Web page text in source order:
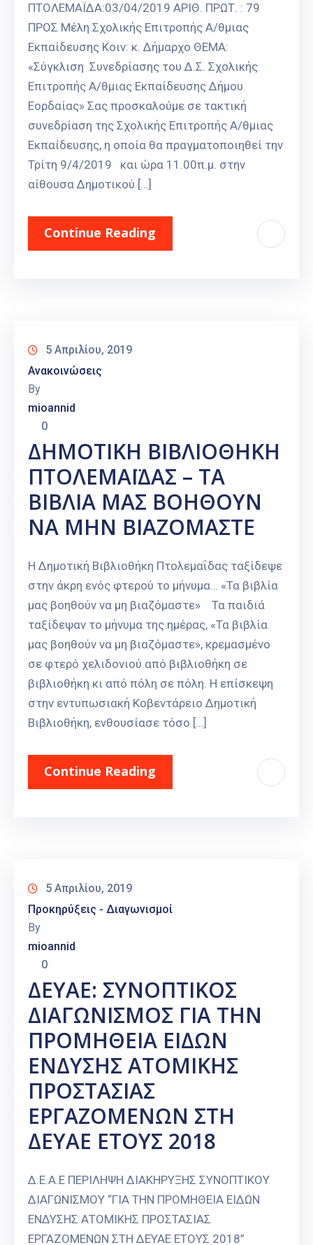
ΠΤΟΛΕΜΑΪΔΑ:03/04/2019 ΑΡΙΘ. ΠΡΩΤ. : 79
ΠΡΟΣ Μέλη Σχολικής Επιτροπής Α/θμιας
Εκπαίδευσης Κοιν: κ. Δήμαρχο ΘΕΜΑ:
«Σύγκλιση Συνεδρίασης του Δ.Σ. Σχολικής
Επιτροπής Α/θμιας Εκπαίδευσης Δήμου
Εορδαίας» Σας προσκαλούμε σε τακτική
συνεδρίαση της Σχολικής Επιτροπής Α/θμιας
Εκπαίδευσης, η οποία θα πραγματοποιηθεί την
Τρίτη 9/4/2019 και ώρα 11.00π.μ. στην
αίθουσα Δημοτικού […]
Continue Reading
5 Απριλίου, 2019
Ανακοινώσεις
By
mioannid
0
ΔΗΜΟΤΙΚΗ ΒΙΒΛΙΟΘΗΚΗ
ΠΤΟΛΕΜΑΪΔΑΣ – ΤΑ
ΒΙΒΛΙΑ ΜΑΣ ΒΟΗΘΟΥΝ
ΝΑ ΜΗΝ ΒΙΑΖΟΜΑΣΤΕ
Η Δημοτική Βιβλιοθήκη Πτολεμαΐδας ταξίδεψε
στην άκρη ενός φτερού το μήνυμα… «Τα βιβλία
μας βοηθούν να μη βιαζόμαστε» Τα παιδιά
ταξίδεψαν το μήνυμα της ημέρας, «Τα βιβλία
μας βοηθούν να μη βιαζόμαστε», κρεμασμένο
σε φτερό χελιδονιού από βιβλιοθήκη σε
βιβλιοθήκη κι από πόλη σε πόλη. Η επίσκεψη
στην εντυπωσιακή Κοβεντάρειο Δημοτική
Βιβλιοθήκη, ενθουσίασε τόσο […]
Continue Reading
5 Απριλίου, 2019
Προκηρύξεις - Διαγωνισμοί
By
mioannid
0
ΔΕΥΑΕ: ΣΥΝΟΠΤΙΚΟΣ
ΔΙΑΓΩΝΙΣΜΟΣ ΓΙΑ ΤΗΝ
ΠΡΟΜΗΘΕΙΑ ΕΙΔΩΝ
ΕΝΔΥΣΗΣ ΑΤΟΜΙΚΗΣ
ΠΡΟΣΤΑΣΙΑΣ
ΕΡΓΑΖΟΜΕΝΩΝ ΣΤΗ
ΔΕΥΑΕ ΕΤΟΥΣ 2018
Δ.Ε.Α.Ε ΠΕΡΙΛΗΨΗ ΔΙΑΚΗΡΥΞΗΣ ΣΥΝΟΠΤΙΚΟΥ
ΔΙΑΓΩΝΙΣΜΟΥ “ΓΙΑ ΤΗΝ ΠΡΟΜΗΘΕΙΑ ΕΙΔΩΝ
ΕΝΔΥΣΗΣ ΑΤΟΜΙΚΗΣ ΠΡΟΣΤΑΣΙΑΣ
ΕΡΓΑΖΟΜΕΝΩΝ ΣΤΗ ΔΕΥΑΕ ΕΤΟΥΣ 2018”